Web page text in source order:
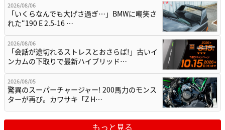
2026/08/06
「いくらなんでも大げさ過ぎ…」BMWに嘲笑さ
れた“190 E 2.5-16 …
2026/08/06
「会話が途切れるストレスとおさらば!」古いイ
ンカムの下取りで最新ハイブリッド…
2026/08/05
驚異のスーパーチャージャー! 200馬力のモンス
ターが再び。カワサキ「Z H…
もっと見る